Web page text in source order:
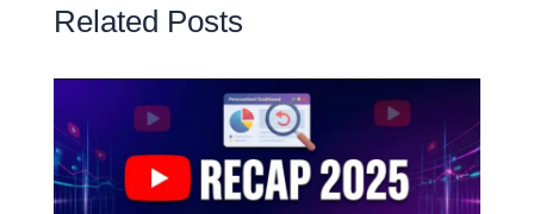
Related Posts